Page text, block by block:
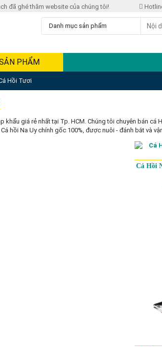
đã ghé thăm website của chúng tôi!
PHẨM
Hồi Tươi
khẩu giá rẻ nhất tại Tp. HCM. Chúng tôi chuyên bán cá
hồi Na Uy chính gốc 100%, được nuôi - đánh bắt và
Cá Hồi